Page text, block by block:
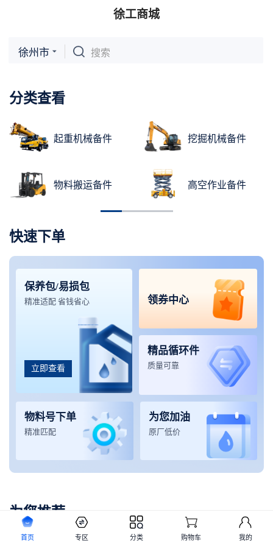
徐工商城
徐州市 搜索
分类查看
起重机械备件
物料搬运备件
挖掘机械备件
高空作业备件
快速下单
保养包/易损包
精准适配 省钱省心
立即查看
领券中心
精品循环件
质量可靠
物料号下单
精准匹配
为您加油
原厂低价
为您推荐
首页 专区 分类 购物车 我的